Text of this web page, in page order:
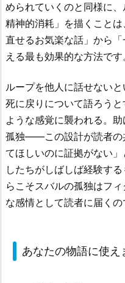
められていくのと同様に
精神的消耗」を描くこと
直せるお気楽な話」から
える最も効果的な方法です
ループを他人に話せない
死に戻りについて語ろう
ような感覚に襲われる。
孤独——この設計が読者の
てほしいのに証拠がない
したちがしばしば経験す
らこそスバルの孤独はフ
な感情として読者に届くの
あなたの物語に使え